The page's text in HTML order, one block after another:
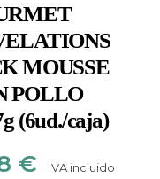
MOUSSE
POLLO
(6ud./caja)
€ IVA incluido